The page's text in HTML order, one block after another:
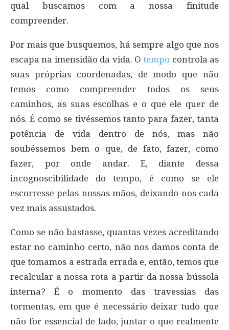
qual buscamos com a nossa finitude
compreender.
Por mais que busquemos, há sempre algo que nos
escapa na imensidão da vida. Otempo controla as
suas próprias coordenadas, de modo que não
temos como compreender todos os seus
caminhos, as suas escolhas e o que ele quer de
nós. É como se tivéssemos tanto para fazer, tanta
potência de vida dentro de nós, mas não
soubéssemos bem o que, de fato, fazer, como
fazer, por onde andar. E, diante dessa
incognoscibilidade do tempo, é como se ele
escorresse pelas nossas mãos, deixando-nos cada
vez mais assustados.
Como se não bastasse, quantas vezes acreditando
estar no caminho certo, não nos damos conta de
que tomamos a estrada errada e, então, temos que
recalcular a nossa rota a partir da nossa bússola
interna? É o momento das travessias das
tormentas, em que é necessário deixar tudo que
não for essencial de lado, juntar o que realmente